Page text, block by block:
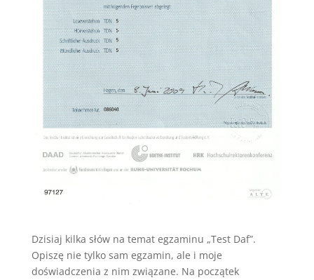
Dzisiaj kilka słów na temat egzaminu „Test Daf”.
Opiszę nie tylko sam egzamin, ale i moje
doświadczenia z nim związane. Na początek